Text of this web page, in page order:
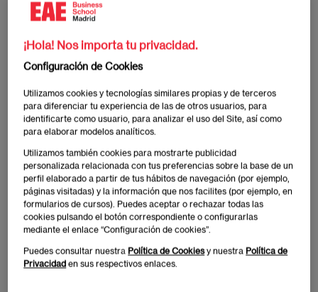
Jesús Cárdenes
Director de Operaciones Comerciales para España y
Jesús Cárdenes
Imagen
¡Hola! Nos importa tu privacidad.
Configuración de Cookies
Utilizamos cookies y tecnologías similares propias y de terceros
para diferenciar tu experiencia de las de otros usuarios, para
identificarte como usuario, para analizar el uso del Site, así como
para elaborar modelos analíticos.
Utilizamos también cookies para mostrarte publicidad
personalizada relacionada con tus preferencias sobre la base de un
perfil elaborado a partir de tus hábitos de navegación (por ejemplo,
páginas visitadas) y la información que nos facilites (por ejemplo, en
formularios de cursos). Puedes aceptar o rechazar todas las
cookies pulsando el botón correspondiente o configurarlas
mediante el enlace “Configuración de cookies”.
Puedes consultar nuestra Política de Cookiesy nuestra Política de
Privacidad en sus respectivos enlaces.